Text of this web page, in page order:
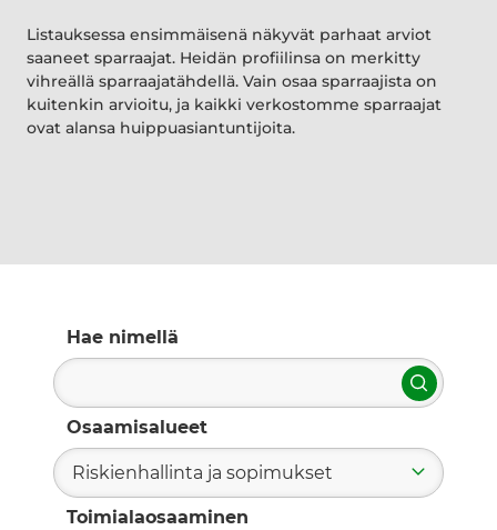
Listauksessa ensimmäisenä näkyvät parhaat arviot
saaneet sparraajat. Heidän profiilinsa on merkitty
vihreällä sparraajatähdellä. Vain osaa sparraajista on
kuitenkin arvioitu, ja kaikki verkostomme sparraajat
ovat alansa huippuasiantuntijoita.
Hae nimellä
Hae
Osaamisalueet
Riskienhallinta ja sopimukset
Toimialaosaaminen